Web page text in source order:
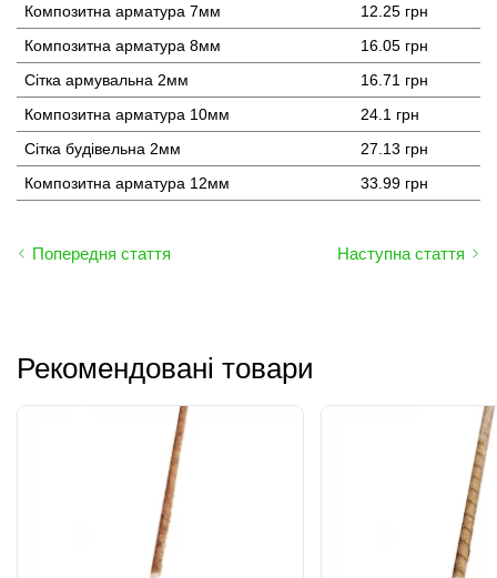
Композитна арматура 7мм
12.25 грн
Композитна арматура 8мм
16.05 грн
Сітка армувальна 2мм
16.71 грн
Композитна арматура 10мм
24.1 грн
Сітка будівельна 2мм
27.13 грн
Композитна арматура 12мм
33.99 грн
Попередня стаття Наступна стаття
Рекомендовані товари